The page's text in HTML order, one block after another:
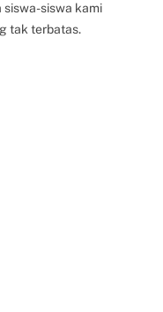
siswa-siswa kami
tak terbatas.